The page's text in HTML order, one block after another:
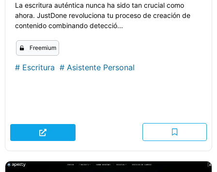
La escritura auténtica nunca ha sido tan crucial como
ahora. JustDone revoluciona tu proceso de creación de
contenido combinando detecció...
Freemium
# Escritura # Asistente Personal